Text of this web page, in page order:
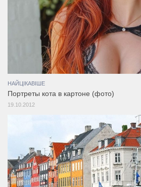
НАЙЦІКАВІШЕ
Портреты кота в картоне (фото)
19.10.2012